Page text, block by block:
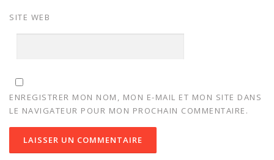
SITE WEB
ENREGISTRER MON NOM, MON E-MAIL ET MON SITE DANS
LE NAVIGATEUR POUR MON PROCHAIN COMMENTAIRE.